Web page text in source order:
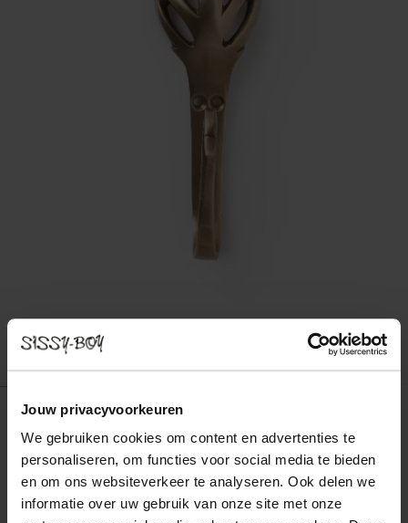
Jouw privacyvoorkeuren
We gebruiken cookies om content en advertenties te
personaliseren, om functies voor social media te bieden
en om ons websiteverkeer te analyseren. Ook delen we
informatie over uw gebruik van onze site met onze
Goudkleurige haak zwaan
14.99
Gekozen maat: Onesize